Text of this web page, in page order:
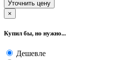
Уточнить цену
×
Купил бы, но нужно...
Дешевле